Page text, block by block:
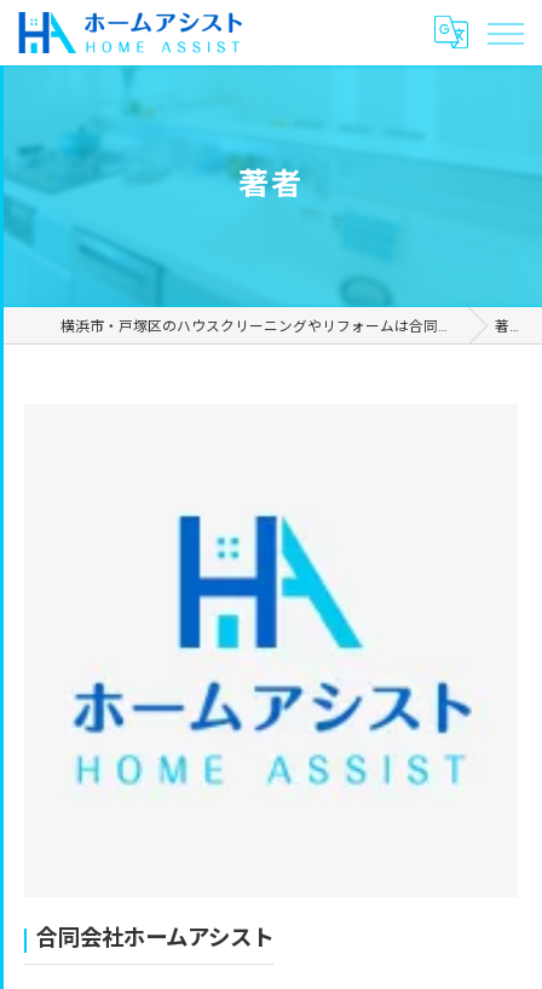
著者
横浜市・戸塚区のハウスクリーニングやリフォームは合同会社ホームアシスト 著者
合同会社ホームアシスト